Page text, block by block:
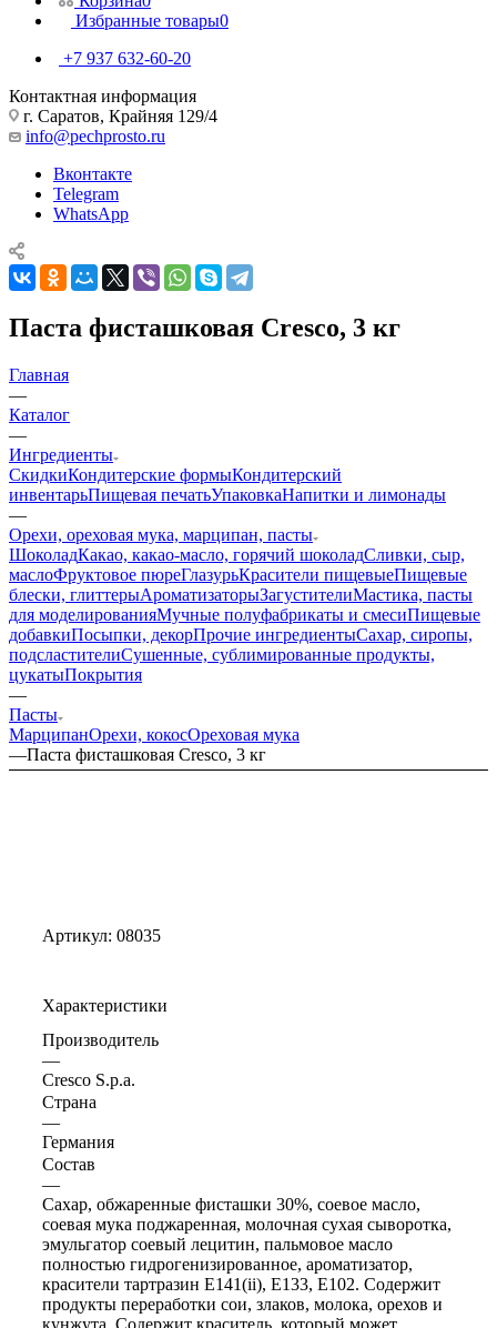
Избранные товары0
+7 937 632-60-20
Контактная информация
г. Саратов, Крайняя 129/4
info@pechprosto.ru
Вконтакте
Telegram
WhatsApp
Паста фисташковая Cresco, 3 кг
Главная
—
Каталог
—
Ингредиенты
СкидкиКондитерские формыКондитерский
инвентарьПищевая печатьУпаковкаНапитки и лимонады
—
Орехи, ореховая мука, марципан, пасты
ШоколадКакао, какао-масло, горячий шоколадСливки, сыр,
маслоФруктовое пюреГлазурьКрасители пищевыеПищевые
блески, глиттерыАроматизаторыЗагустителиМастика, пасты
для моделированияМучные полуфабрикаты и смесиПищевые
добавкиПосыпки, декорПрочие ингредиентыСахар, сиропы,
подсластителиСушенные, сублимированные продукты,
цукатыПокрытия
—
Пасты
МарципанОрехи, кокосОреховая мука
—Паста фисташковая Cresco, 3 кг
Артикул: 08035
Характеристики
Производитель
—
Cresco S.p.a.
Страна
—
Германия
Состав
—
Сахар, обжаренные фисташки 30%, соевое масло,
соевая мука поджаренная, молочная сухая сыворотка,
эмульгатор соевый лецитин, пальмовое масло
полностью гидрогенизированное, ароматизатор,
красители тартразин E141(ii), E133, E102. Содержит
продукты переработки сои, злаков, молока, орехов и
кунжута. Содержит краситель, который может